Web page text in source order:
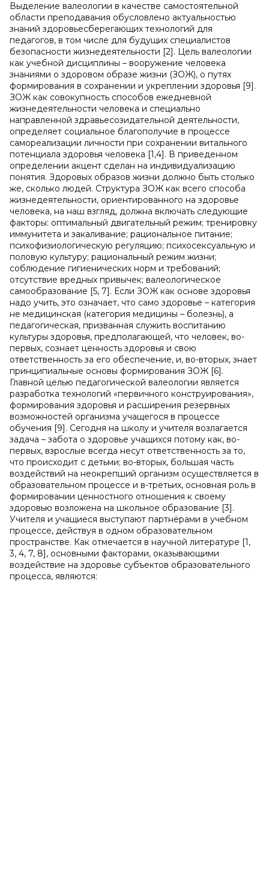
Выделение валеологии в качестве самостоятельной
области преподавания обусловлено актуальностью
знаний здоровьесберегающих технологий для
педагогов, в том числе для будущих специалистов
безопасности жизнедеятельности [2]. Цель валеологии
как учебной дисциплины – вооружение человека
знаниями о здоровом образе жизни (ЗОЖ), о путях
формирования в сохранении и укреплении здоровья [9].
ЗОЖ как совокупность способов ежедневной
жизнедеятельности человека и специально
направленной здравьесозидательной деятельности,
определяет социальное благополучие в процессе
самореализации личности при сохранении витального
потенциала здоровья человека [1,4]. В приведенном
определении акцент сделан на индивидуализацию
понятия. Здоровых образов жизни должно быть столько
же, сколько людей. Структура ЗОЖ как всего способа
жизнедеятельности, ориентированного на здоровье
человека, на наш взгляд, должна включать следующие
факторы: оптимальный двигательный режим; тренировку
иммунитета и закаливание; рациональное питание;
психофизиологическую регуляцию; психосексуальную и
половую культуру; рациональный режим жизни;
соблюдение гигиенических норм и требований;
отсутствие вредных привычек; валеологическое
самообразование [5, 7]. Если ЗОЖ как основе здоровья
надо учить, это означает, что само здоровье – категория
не медицинская (категория медицины – болезнь), а
педагогическая, призванная служить воспитанию
культуры здоровья, предполагающей, что человек, во-
первых, сознает ценность здоровья и свою
ответственность за его обеспечение, и, во-вторых, знает
принципиальные основы формирования ЗОЖ [6].
Главной целью педагогической валеологии является
разработка технологий «первичного конструирования»,
формирования здоровья и расширения резервных
возможностей организма учащегося в процессе
обучения [9]. Сегодня на школу и учителя возлагается
задача – забота о здоровье учащихся потому как, во-
первых, взрослые всегда несут ответственность за то,
что происходит с детьми; во-вторых, большая часть
воздействий на неокрепший организм осуществляется в
образовательном процессе и в-третьих, основная роль в
формировании ценностного отношения к своему
здоровью возложена на школьное образование [3].
Учителя и учащиеся выступают партнёрами в учебном
процессе, действуя в одном образовательном
пространстве. Как отмечается в научной литературе [1,
3, 4, 7, 8], основными факторами, оказывающими
воздействие на здоровье субъектов обра­зовательного
процесса, являются: